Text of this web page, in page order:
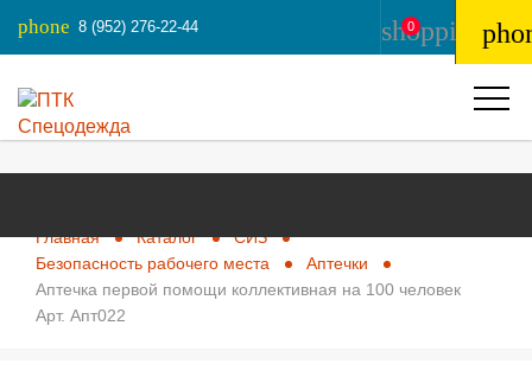
phone 8 (952) 276-22-44 0
Главная Каталог
СИЗ
Безопасность рабочего места
Аптечки
Аптечка первой помощи коллективная на 100 человек
Арт. Апт022